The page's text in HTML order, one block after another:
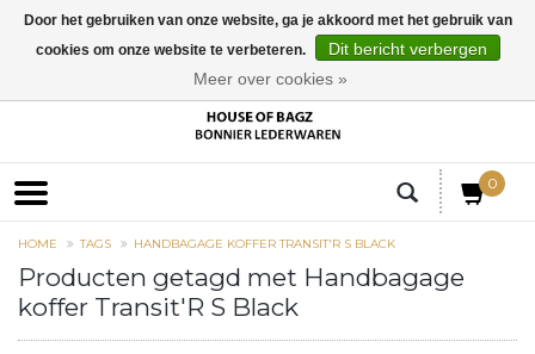
0
HOME TAGS HANDBAGAGE KOFFER TRANSIT'R S BLACK
Producten getagd met Handbagage
koffer Transit'R S Black
Door het gebruiken van onze website, ga je akkoord met het gebruik van
cookies om onze website te verbeteren.
Dit bericht verbergen
Meer over cookies »